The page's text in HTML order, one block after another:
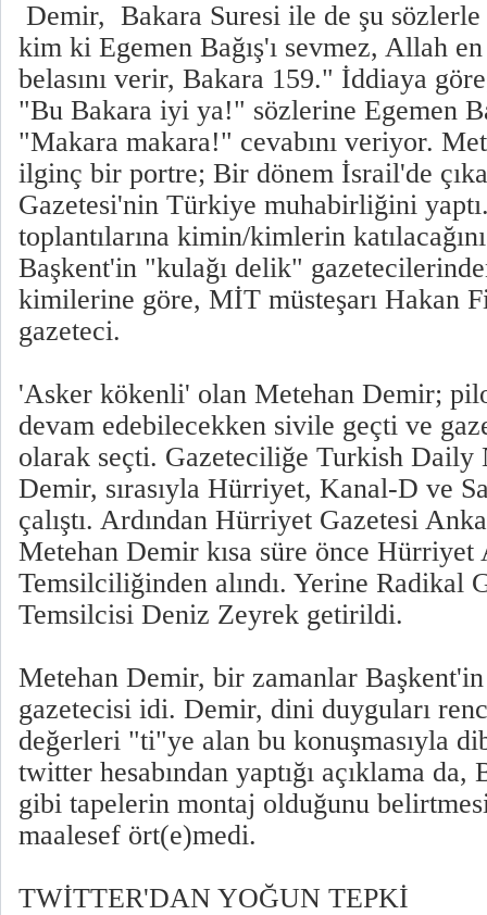
Demir, Bakara Suresi ile de şu
kim ki Egemen Bağış'ı sevmez, Allah
belasını verir, Bakara 159." İddiaya
"Bu Bakara iyi ya!" sözlerine Egemen
"Makara makara!" cevabını veriyor.
ilginç bir portre; Bir dönem İsrail'de
Gazetesi'nin Türkiye muhabirliğini
toplantılarına kimin/kimlerin
Başkent'in "kulağı delik"
kimilerine göre, MİT müsteşarı Hakan
gazeteci.
'Asker kökenli' olan Metehan Demir;
devam edebilecekken sivile geçti ve
olarak seçti. Gazeteciliğe Turkish Daily
Demir, sırasıyla Hürriyet, Kanal-D ve
çalıştı. Ardından Hürriyet Gazetesi
Metehan Demir kısa süre önce Hürriyet
Temsilciliğinden alındı. Yerine Radikal
Temsilcisi Deniz Zeyrek getirildi.
Metehan Demir, bir zamanlar Başkent'in
gazetecisi idi. Demir, dini duyguları
değerleri "ti"ye alan bu konuşmasıyla
twitter hesabından yaptığı açıklama da,
gibi tapelerin montaj olduğunu belirtmesi
maalesef ört(e)medi.
TWİTTER'DAN YOĞUN TEPKİ